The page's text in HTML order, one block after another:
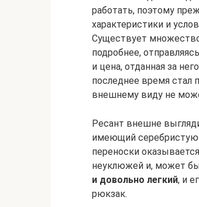
работать, поэтому
характеристики и
Существует
подробнее,
и цена, отданная за
последнее время стал
внешнему виду не
Ресант внешне
имеющий серебристую
переноски
неуклюжей и, может
и довольно легкий, и
рюкзак.